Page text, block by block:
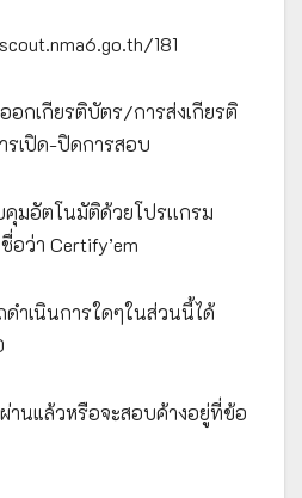
181
กเกียรติบัตร/การส่งเกียรติ
รเปิด-ปิดการสอบ
มอัตโนมัติด้วยโปรเเกรม
อว่า Certify’em
ดำเนินการใดๆในส่วนนี้ได้
านแล้วหรือจะสอบค้างอยู่ที่ข้อ